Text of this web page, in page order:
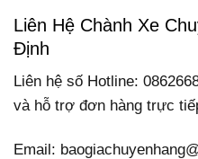
Liên Hệ Chành Xe
Định
Liên hệ số Hotline:
và hỗ trợ đơn hàng trực
Email: